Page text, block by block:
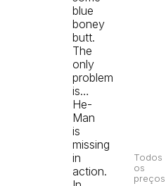
blue
boney
butt.
The
only
problem
is…
He-
Man
is
missing
in
action.
Todos
os
preços